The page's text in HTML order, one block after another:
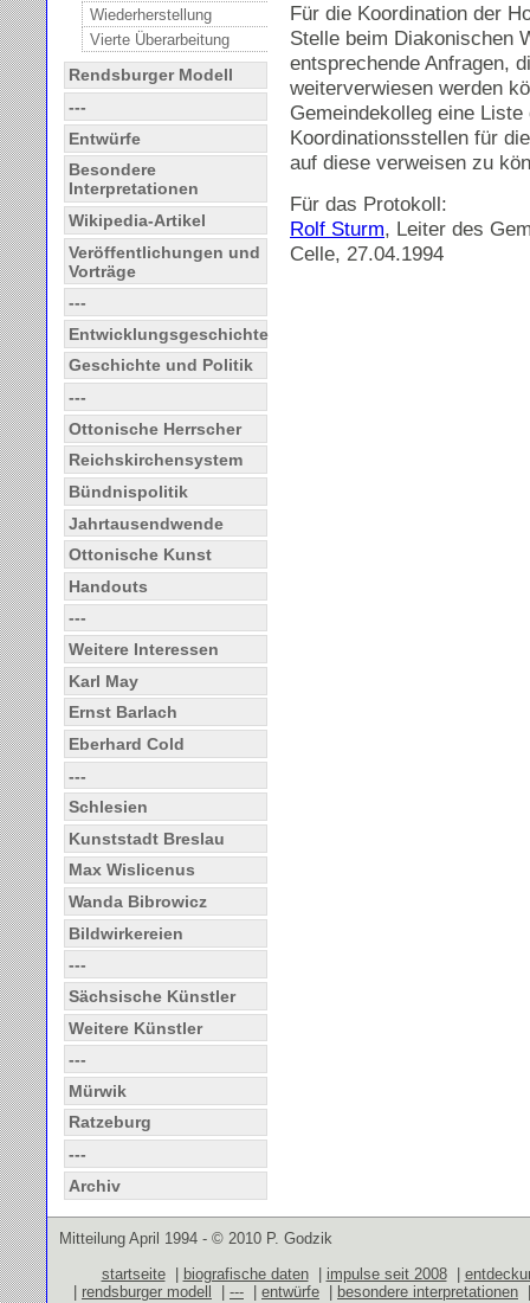
Wiederherstellung
Vierte Überarbeitung
Rendsburger Modell
---
Entwürfe
Besondere
Interpretationen
Wikipedia-Artikel
Veröffentlichungen und
Vorträge
---
Entwicklungsgeschichte
Geschichte und Politik
---
Ottonische Herrscher
Reichskirchensystem
Bündnispolitik
Jahrtausendwende
Ottonische Kunst
Handouts
---
Weitere Interessen
Karl May
Ernst Barlach
Eberhard Cold
---
Schlesien
Kunststadt Breslau
Max Wislicenus
Wanda Bibrowicz
Bildwirkereien
---
Sächsische Künstler
Weitere Künstler
---
Mürwik
Ratzeburg
---
Archiv
Für die Koordination der
Stelle beim Diakonischen
entsprechende Anfragen,
weiterverwiesen werden
Gemeindekolleg eine
Koordinationsstellen für
auf diese verweisen zu
Für das Protokoll:
Rolf Sturm, Leiter des
Celle, 27.04.1994
Mitteilung April 1994 - © 2010 P. Godzik
startseite| biografische daten| impulse seit 2008|
rendsburger modell --- entwürfe besondere interpretationen